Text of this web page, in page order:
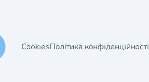
CookiesПолітика конфіденційності